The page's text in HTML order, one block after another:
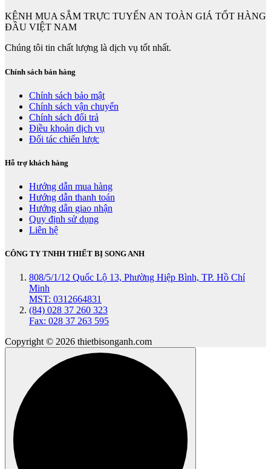
KÊNH MUA SẮM TRỰC TUYẾN AN TOÀN GIÁ TỐT HÀNG
ĐẦU VIỆT NAM
Chúng tôi tin chất lượng là dịch vụ tốt nhất.
Chính sách bán hàng
Chính sách bảo mật
Chính sách vận chuyển
Chính sách đổi trả
Điều khoản dịch vụ
Đối tác chiến lược
Hỗ trợ khách hàng
Hướng dẫn mua hàng
Hướng dẫn thanh toán
Hướng dẫn giao nhận
Quy định sử dụng
Liên hệ
CÔNG TY TNHH THIẾT BỊ SONG ANH
808/5/1/12 Quốc Lộ 13, Phường Hiệp Bình, TP. Hồ Chí
Minh
MST: 0312664831
(84) 028 37 260 323
Fax: 028 37 263 595
Copyright © 2026 thietbisonganh.com